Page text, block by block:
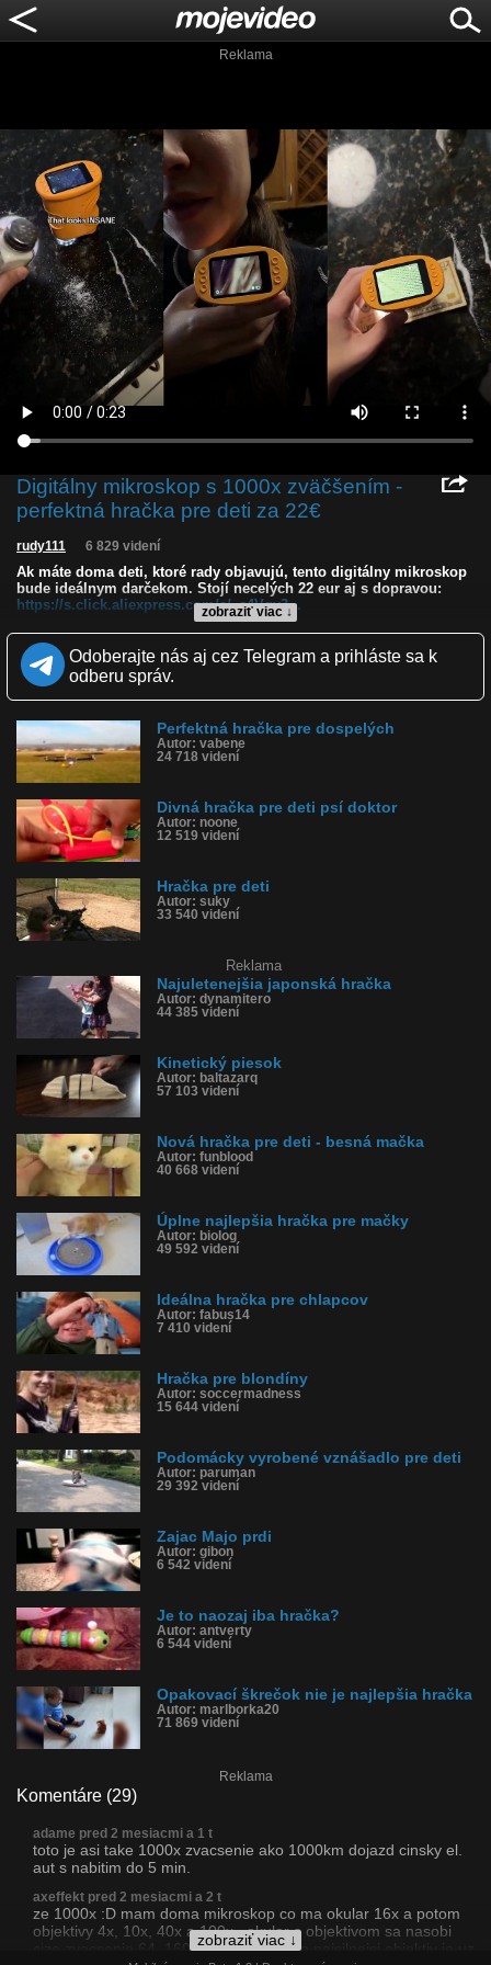
Reklama
Digitálny mikroskop s 1000x zväčšením -
perfektná hračka pre deti za 22€
zobraziť viac ↓
rudy111 6 829 videní
Ak máte doma deti, ktoré rady objavujú, tento digitálny mikroskop
bude ideálnym darčekom. Stojí necelých 22 eur aj s dopravou:
https://s.click.aliexpress.com/e/_c4Vqy3...
Kvalita:
Zverejnené: 20.5.2026 15:46
Krajina: Čína 🇨🇳
Komentárov: 29
Dľžka: 0:23
Kategória: veda a technika
Tagy: hračka, mikroskop, aliexpress, čína, digitálny mikroskop,
zväčšenie, veda, spoznávanie
História sledovanosti videa:
Odoberajte nás aj cez Telegram a prihláste sa k
odberu správ.
Perfektná hračka pre dospelých
Autor: vabene
24 718 videní
Divná hračka pre deti psí doktor
Autor: noone
12 519 videní
Hračka pre deti
Autor: suky
33 540 videní
Reklama
Najuletenejšia japonská hračka
Autor: dynamitero
44 385 videní
Kinetický piesok
Autor: baltazarq
57 103 videní
Nová hračka pre deti - besná mačka
Autor: funblood
40 668 videní
Úplne najlepšia hračka pre mačky
Autor: biolog
49 592 videní
Ideálna hračka pre chlapcov
Autor: fabus14
7 410 videní
Hračka pre blondíny
Autor: soccermadness
15 644 videní
Podomácky vyrobené vznášadlo pre deti
Autor: paruman
29 392 videní
Zajac Majo prdi
Autor: gibon
6 542 videní
Je to naozaj iba hračka?
Autor: antverty
6 544 videní
Opakovací škrečok nie je najlepšia hračka
Autor: marlborka20
71 869 videní
Reklama
Komentáre (29)
zobraziť viac ↓
adame pred 2 mesiacmi a 1 t
toto je asi take 1000x zvacsenie ako 1000km dojazd cinsky el.
aut s nabitim do 5 min.
axeffekt pred 2 mesiacmi a 2 t
ze 1000x :D mam doma mikroskop co ma okular 16x a potom
objektivy 4x, 10x, 40x a 100x.. okular s objektivom sa nasobi
cize zvacsenie 64, 160, 400 a 1600. ten najsilnejsi objektiv je uz